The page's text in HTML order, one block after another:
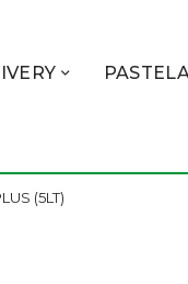
(5LT)